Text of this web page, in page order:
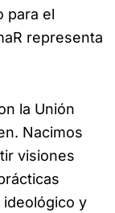
para el
representa
la Unión
Nacimos
visiones
ideológico y